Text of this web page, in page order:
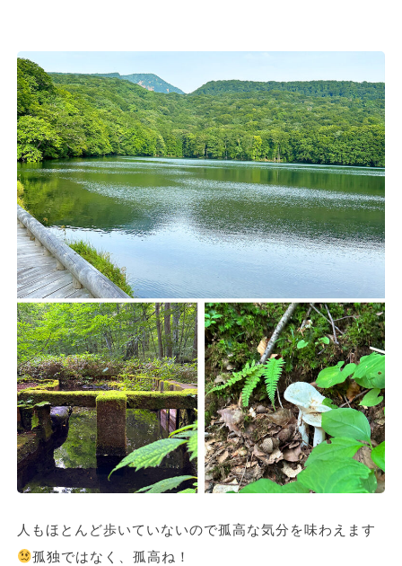
人もほとんど歩いていないので孤高な気分を味わえます
孤独ではなく、孤高ね！